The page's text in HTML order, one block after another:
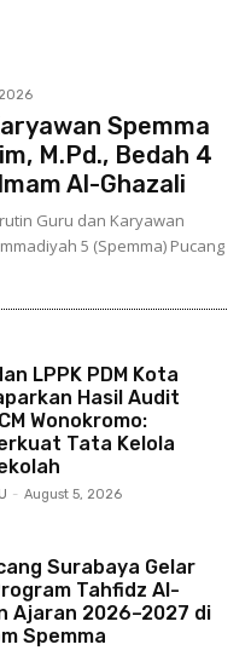
Spemma
M.Pd., Bedah 4
Al-Ghazali
Guru dan Karyawan
5 (Spemma) Pucang
LPPK PDM Kota
Hasil Audit
Wonokromo:
Tata Kelola
- August 5, 2026
Surabaya Gelar
Tahfidz Al-
Ajaran 2026–2027 di
Spemma